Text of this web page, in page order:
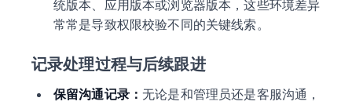
统版本、应用版本或浏览器版本，这些环境差异
常常是导致权限校验不同的关键线索。
记录处理过程与后续跟进
保留沟通记录：无论是和管理员还是客服沟通，